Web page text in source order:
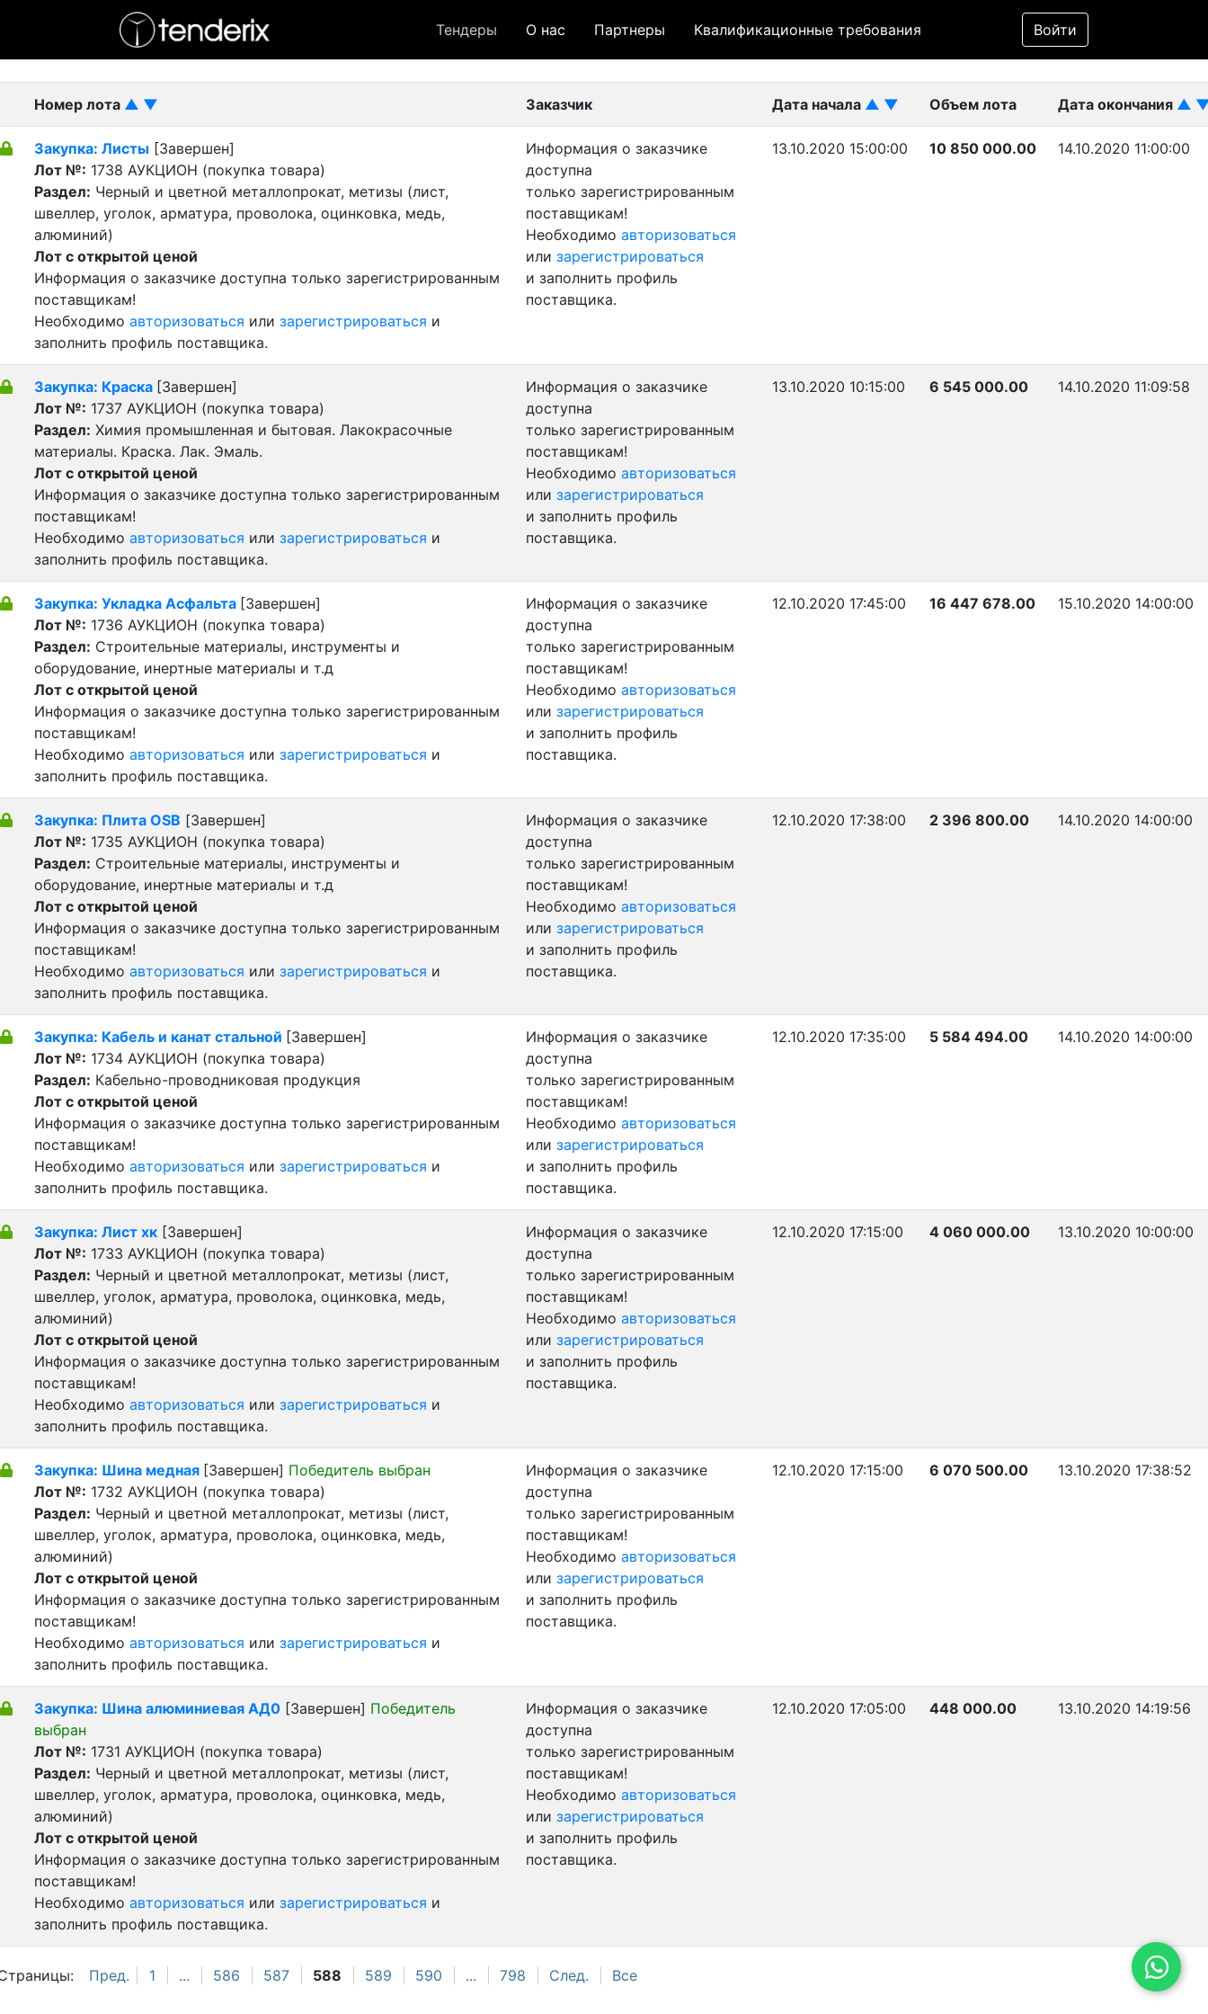
Тендеры О нас Партнеры Квалификационные требования Войти
Фильтр
- Завершенный лот
Пред. 1 ... 586 587 588 589 590 ... 798 След. Все
Номер лота ▲ ▼ Заказчик Дата начала ▲ ▼ Объем лота Дата окончания ▲
Закупка: Листы [Завершен]
Лот №: 1738 АУКЦИОН (покупка товара)
Раздел: Черный и цветной металлопрокат, метизы (лист,
швеллер, уголок, арматура, проволока, оцинковка, медь,
алюминий)
Лот с открытой ценой
Информация о заказчике доступна только зарегистрированным
поставщикам!
Необходимо авторизоваться или зарегистрироваться и
заполнить профиль поставщика.
Информация о заказчике
доступна
только зарегистрированным
поставщикам!
Необходимо авторизоваться
или зарегистрироваться
и заполнить профиль
поставщика.
13.10.2020 15:00:00 10 850 000.00 14.10.2020 11:00:00
Закупка: Краска [Завершен]
Лот №: 1737 АУКЦИОН (покупка товара)
Раздел: Химия промышленная и бытовая. Лакокрасочные
материалы. Краска. Лак. Эмаль.
Лот с открытой ценой
Информация о заказчике доступна только зарегистрированным
поставщикам!
Необходимо авторизоваться или зарегистрироваться и
заполнить профиль поставщика.
Информация о заказчике
доступна
только зарегистрированным
поставщикам!
Необходимо авторизоваться
или зарегистрироваться
и заполнить профиль
поставщика.
13.10.2020 10:15:00 6 545 000.00 14.10.2020 11:09:58
Закупка: Укладка Асфальта [Завершен]
Лот №: 1736 АУКЦИОН (покупка товара)
Раздел: Строительные материалы, инструменты и
оборудование, инертные материалы и т.д
Лот с открытой ценой
Информация о заказчике доступна только зарегистрированным
поставщикам!
Необходимо авторизоваться или зарегистрироваться и
заполнить профиль поставщика.
Информация о заказчике
доступна
только зарегистрированным
поставщикам!
Необходимо авторизоваться
или зарегистрироваться
и заполнить профиль
поставщика.
12.10.2020 17:45:00 16 447 678.00 15.10.2020 14:00:00
Закупка: Плита OSB [Завершен]
Лот №: 1735 АУКЦИОН (покупка товара)
Раздел: Строительные материалы, инструменты и
оборудование, инертные материалы и т.д
Лот с открытой ценой
Информация о заказчике доступна только зарегистрированным
поставщикам!
Необходимо авторизоваться или зарегистрироваться и
заполнить профиль поставщика.
Информация о заказчике
доступна
только зарегистрированным
поставщикам!
Необходимо авторизоваться
или зарегистрироваться
и заполнить профиль
поставщика.
12.10.2020 17:38:00 2 396 800.00 14.10.2020 14:00:00
Закупка: Кабель и канат стальной [Завершен]
Лот №: 1734 АУКЦИОН (покупка товара)
Раздел: Кабельно-проводниковая продукция
Лот с открытой ценой
Информация о заказчике доступна только зарегистрированным
поставщикам!
Необходимо авторизоваться или зарегистрироваться и
заполнить профиль поставщика.
Информация о заказчике
доступна
только зарегистрированным
поставщикам!
Необходимо авторизоваться
или зарегистрироваться
и заполнить профиль
поставщика.
12.10.2020 17:35:00 5 584 494.00 14.10.2020 14:00:00
Закупка: Лист хк [Завершен]
Лот №: 1733 АУКЦИОН (покупка товара)
Раздел: Черный и цветной металлопрокат, метизы (лист,
швеллер, уголок, арматура, проволока, оцинковка, медь,
алюминий)
Лот с открытой ценой
Информация о заказчике доступна только зарегистрированным
поставщикам!
Необходимо авторизоваться или зарегистрироваться и
заполнить профиль поставщика.
Информация о заказчике
доступна
только зарегистрированным
поставщикам!
Необходимо авторизоваться
или зарегистрироваться
и заполнить профиль
поставщика.
12.10.2020 17:15:00 4 060 000.00 13.10.2020 10:00:00
Закупка: Шина медная [Завершен] Победитель выбран
Лот №: 1732 АУКЦИОН (покупка товара)
Раздел: Черный и цветной металлопрокат, метизы (лист,
швеллер, уголок, арматура, проволока, оцинковка, медь,
алюминий)
Лот с открытой ценой
Информация о заказчике доступна только зарегистрированным
поставщикам!
Необходимо авторизоваться или зарегистрироваться и
заполнить профиль поставщика.
Информация о заказчике
доступна
только зарегистрированным
поставщикам!
Необходимо авторизоваться
или зарегистрироваться
и заполнить профиль
поставщика.
12.10.2020 17:15:00 6 070 500.00 13.10.2020 17:38:52
Закупка: Шина алюминиевая АД0 [Завершен] Победитель
выбран
Лот №: 1731 АУКЦИОН (покупка товара)
Раздел: Черный и цветной металлопрокат, метизы (лист,
швеллер, уголок, арматура, проволока, оцинковка, медь,
алюминий)
Лот с открытой ценой
Информация о заказчике доступна только зарегистрированным
поставщикам!
Необходимо авторизоваться или зарегистрироваться и
заполнить профиль поставщика.
Информация о заказчике
доступна
только зарегистрированным
поставщикам!
Необходимо авторизоваться
или зарегистрироваться
и заполнить профиль
поставщика.
12.10.2020 17:05:00 448 000.00 13.10.2020 14:19:56